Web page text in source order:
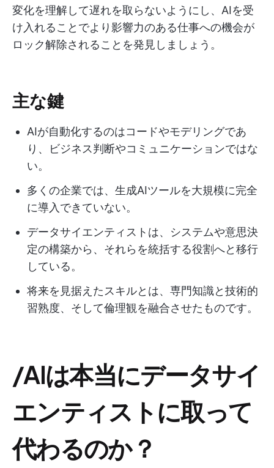
変化を理解して遅れを取らないようにし、AIを受
け入れることでより影響力のある仕事への機会が
ロック解除されることを発見しましょう。
主な鍵
AIが自動化するのはコードやモデリングであ
り、ビジネス判断やコミュニケーションではな
い。
多くの企業では、生成AIツールを大規模に完全
に導入できていない。
データサイエンティストは、システムや意思決
定の構築から、それらを統括する役割へと移行
している。
将来を見据えたスキルとは、専門知識と技術的
習熟度、そして倫理観を融合させたものです。
/AIは本当にデータサイ
エンティストに取って
代わるのか？